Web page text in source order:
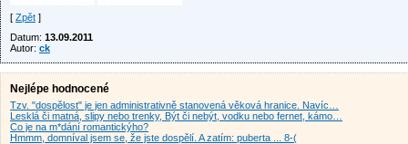
[ Zpět ]
Datum: 13.09.2011
Autor: ck
Nejlépe hodnocené
Tzv. "dospělost" je jen administrativně stanovená věková hranice. Navíc…
Lesklá či matná, slipy nebo trenky, Být či nebýt, vodku nebo fernet, kámo…
Co je na m*dání romantickýho?
Hmmm, domníval jsem se, že jste dospělí. A zatím: puberta ... 8-(